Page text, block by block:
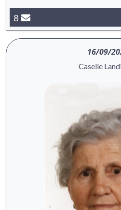
8
16/09/
Caselle